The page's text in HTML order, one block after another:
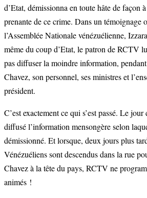
d’Etat, démissionna en toute hâte de façon
prenante de ce crime. Dans un témoignage
l’Assemblée Nationale vénézuélienne,
même du coup d’Etat, le patron de RCTV
pas diffuser la moindre information,
Chavez, son personnel, ses ministres et
président.
C’est exactement ce qui s’est passé. Le
diffusé l’information mensongère selon
démissionné. Et lorsque, deux jours plus
Vénézuéliens sont descendus dans la rue
Chavez à la tête du pays, RCTV ne
animés !